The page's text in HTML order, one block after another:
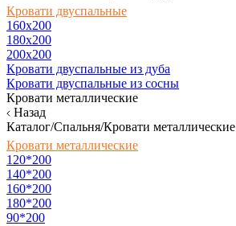
Кровати двуспальные
160х200
180x200
200x200
Кровати двуспальные из дуба
Кровати двуспальные из сосны
Кровати металлические
Назад
Каталог/Спальня/Кровати металлические
Кровати металлические
120*200
140*200
160*200
180*200
90*200